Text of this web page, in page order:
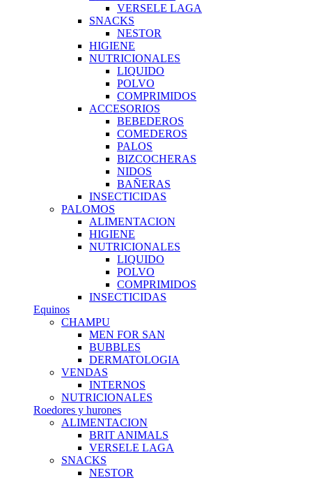
VERSELE LAGA
SNACKS
NESTOR
HIGIENE
NUTRICIONALES
LIQUIDO
POLVO
COMPRIMIDOS
ACCESORIOS
BEBEDEROS
COMEDEROS
PALOS
BIZCOCHERAS
NIDOS
BAÑERAS
INSECTICIDAS
PALOMOS
ALIMENTACION
HIGIENE
NUTRICIONALES
LIQUIDO
POLVO
COMPRIMIDOS
INSECTICIDAS
Equinos
CHAMPU
MEN FOR SAN
BUBBLES
DERMATOLOGIA
VENDAS
INTERNOS
NUTRICIONALES
Roedores y hurones
ALIMENTACION
BRIT ANIMALS
VERSELE LAGA
SNACKS
NESTOR